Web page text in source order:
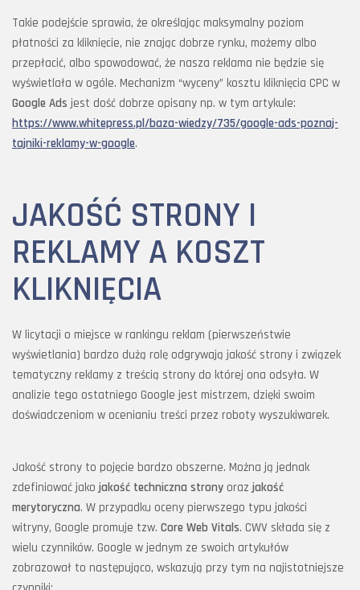
Takie podejście sprawia, że określając maksymalny poziom
płatności za kliknięcie, nie znając dobrze rynku, możemy albo
przepłacić, albo spowodować, że nasza reklama nie będzie się
wyświetlała w ogóle. Mechanizm “wyceny” kosztu kliknięcia CPC w
Google Ads jest dość dobrze opisany np. w tym artykule:
https://www.whitepress.pl/baza-wiedzy/735/google-ads-poznaj-
tajniki-reklamy-w-google.
JAKOŚĆ STRONY I
REKLAMY A KOSZT
KLIKNIĘCIA
W licytacji o miejsce w rankingu reklam (pierwszeństwie
wyświetlania) bardzo dużą rolę odgrywają jakość strony i związek
tematyczny reklamy z treścią strony do której ona odsyła. W
analizie tego ostatniego Google jest mistrzem, dzięki swoim
doświadczeniom w ocenianiu treści przez roboty wyszukiwarek.
Jakość strony to pojęcie bardzo obszerne. Można ją jednak
zdefiniować jakojakość techniczna strony orazjakość
merytoryczna. W przypadku oceny pierwszego typu jakości
witryny, Google promuje tzw. Core Web Vitals. CWV składa się z
wielu czynników. Google w jednym ze swoich artykułów
zobrazował to następująco, wskazują przy tym na najistotniejsze